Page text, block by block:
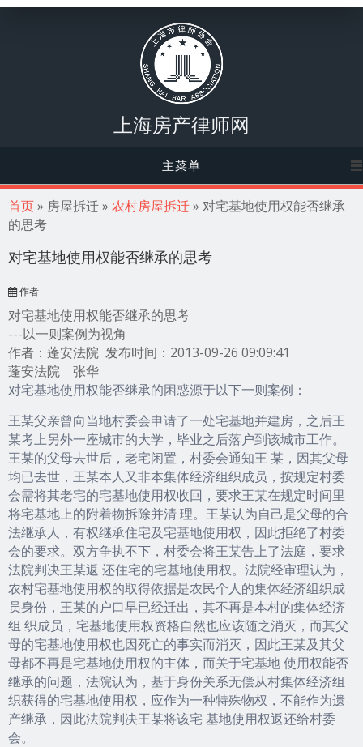
上海房产律师网
主菜单
你在这里
首页» 房屋拆迁 » 农村房屋拆迁» 对宅基地使用权能否继承
的思考
对宅基地使用权能否继承的思考
作者
对宅基地使用权能否继承的思考
---以一则案例为视角
作者：蓬安法院 发布时间：2013-09-26 09:09:41
蓬安法院 张华
对宅基地使用权能否继承的困惑源于以下一则案例：
王某父亲曾向当地村委会申请了一处宅基地并建房，之后王
某考上另外一座城市的大学，毕业之后落户到该城市工作。
王某的父母去世后，老宅闲置，村委会通知王 某，因其父母
均已去世，王某本人又非本集体经济组织成员，按规定村委
会需将其老宅的宅基地使用权收回，要求王某在规定时间里
将宅基地上的附着物拆除并清 理。王某认为自己是父母的合
法继承人，有权继承住宅及宅基地使用权，因此拒绝了村委
会的要求。双方争执不下，村委会将王某告上了法庭，要求
法院判决王某返 还住宅的宅基地使用权。法院经审理认为，
农村宅基地使用权的取得依据是农民个人的集体经济组织成
员身份，王某的户口早已经迁出，其不再是本村的集体经济
组 织成员，宅基地使用权资格自然也应该随之消灭，而其父
母的宅基地使用权也因死亡的事实而消灭，因此王某及其父
母都不再是宅基地使用权的主体，而关于宅基地 使用权能否
继承的问题，法院认为，基于身份关系无偿从村集体经济组
织获得的宅基地使用权，应作为一种特殊物权，不能作为遗
产继承，因此法院判决王某将该宅 基地使用权返还给村委
会。